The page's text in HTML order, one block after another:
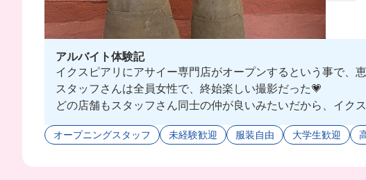
アルバイト体験記
イクスピアリにアサイー専門店がオープンするという事で、
スタッフさんは全員女性で、終始楽しい撮影だった💗
どの店舗もスタッフさん同士の仲が良いみたいだから、イク
オープニングスタッフ 未経験歓迎 服装自由 大学生歓迎